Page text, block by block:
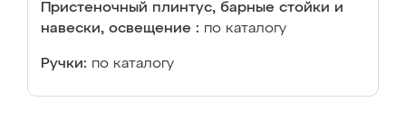
Пристеночный плинтус, барные стойки и
навески, освещение : по каталогу
Ручки: по каталогу